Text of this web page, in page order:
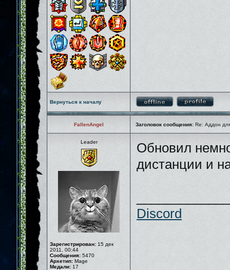
Вернуться к началу
FallenAngel Заголовок сообщения: Re: Аддон
Leader
Зарегистрирован: 15 дек
2011, 00:44
Сообщения: 5470
Архетип: Mage
Медали: 17
Обновил
дистанции и
Discord